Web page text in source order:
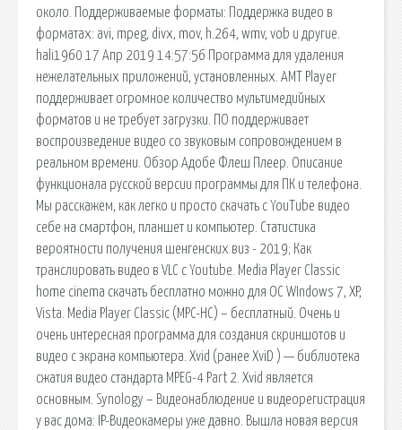
около. Поддерживаемые форматы: Поддержка видео в
форматах: avi, mpeg, divx, mov, h.264, wmv, vob и другие.
hali1960 17 Апр 2019 14:57:56 Программа для удаления
нежелательных приложений, установленных. AMT Player
поддерживает огромное количество мультимедийных
форматов и не требует загрузки. ПО поддерживает
воспроизведение видео со звуковым сопровождением в
реальном времени. Обзор Адобе Флеш Плеер. Описание
функционала русской версии программы для ПК и телефона.
Мы расскажем, как легко и просто скачать с YouTube видео
себе на смартфон, планшет и компьютер. Статистика
вероятности получения шенгенских виз - 2019; Как
транслировать видео в VLC с Youtube. Media Player Classic
home cinema скачать бесплатно можно для ОС WIndows 7, XP,
Vista. Media Player Classic (MPC-HC) – бесплатный. Очень и
очень интересная программа для создания скриншотов и
видео с экрана компьютера. Xvid (ранее XviD ) — библиотека
сжатия видео стандарта MPEG-4 Part 2. Xvid является
основным. Synology – Видеонаблюдение и видеорегистрация
у вас дома: IP-Видеокамеры уже давно. Вышла новая версия